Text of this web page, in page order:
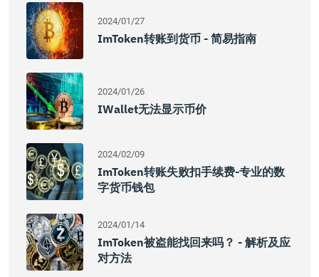
2024/01/27
ImToken转账到货币 - 简易指南
2024/01/26
IWallet无法显示币价
2024/02/09
ImToken转账失败扣手续费-专业的数
字货币钱包
2024/01/14
ImToken被盗能找回来吗？ - 解析及应
对方法